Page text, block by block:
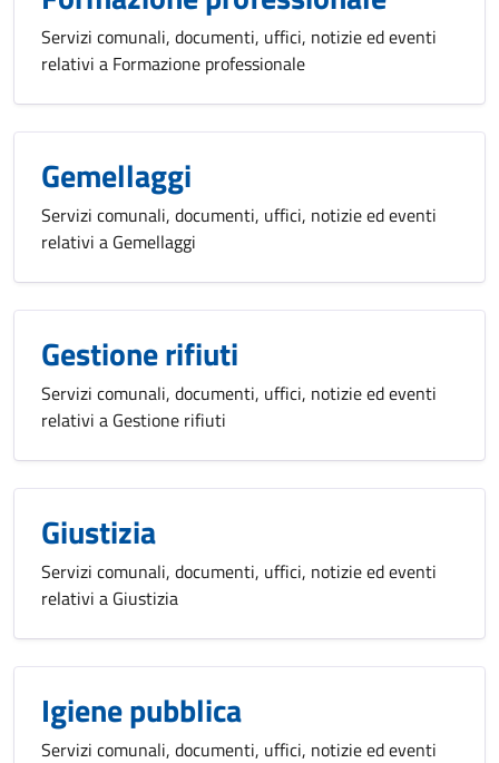
Servizi comunali, documenti, uffici, notizie ed eventi
relativi a Formazione professionale
Gemellaggi
Servizi comunali, documenti, uffici, notizie ed eventi
relativi a Gemellaggi
Gestione rifiuti
Servizi comunali, documenti, uffici, notizie ed eventi
relativi a Gestione rifiuti
Giustizia
Servizi comunali, documenti, uffici, notizie ed eventi
relativi a Giustizia
Igiene pubblica
Servizi comunali, documenti, uffici, notizie ed eventi